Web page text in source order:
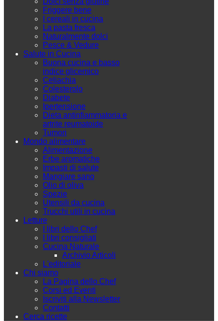
Friggere bene
I cereali in cucina
La pasta fresca
Naturalmente dolci
Pesce & Vedure
Salute in Cucina
Buona cucina e basso
indice glicemico
Celiachia
Colesterolo
Diabete
Ipertensione
Dieta antinfiammatoria e
artrite reumatoide
Tumori
Mondo alimentare
Alimentazione
Erbe aromatiche
Impasti di salute
Mangiare sano
Olio di oliva
Spezie
Utensili da cucina
Trucchi utili in cucina
Letture
I libri dello Chef
I libri consigliati
Cucina Naturale
Archivio Articoli
L'editoriale
Chi siamo
La Pagina dello Chef
Corsi ed Eventi
Iscriviti alla Newsletter
Contatti
Cerca ricette